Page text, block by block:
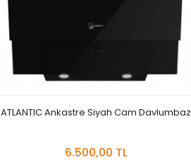
ATLANTIC Ankastre Siyah Cam Davlumbaz
6.500,00 TL